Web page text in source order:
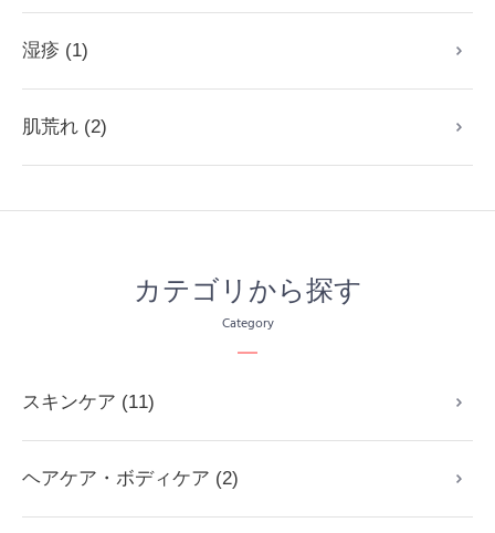
湿疹 (1)
肌荒れ (2)
カテゴリから探す
Category
スキンケア (11)
ヘアケア・ボディケア (2)